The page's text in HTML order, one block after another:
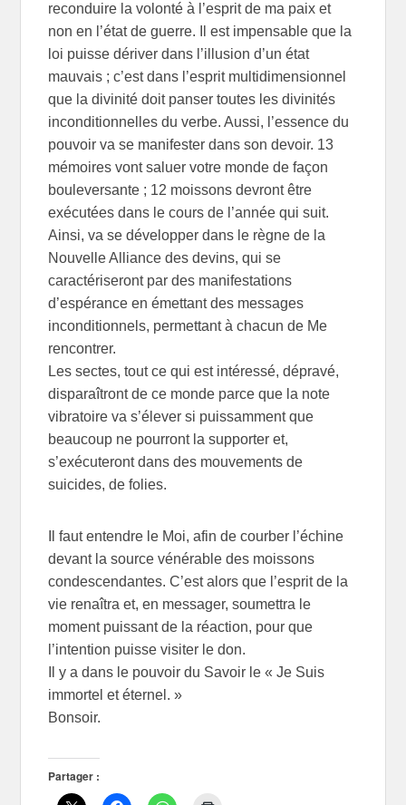
reconduire la volonté à l’esprit de ma paix et
non en l’état de guerre. Il est impensable que la
loi puisse dériver dans l’illusion d’un état
mauvais ; c’est dans l’esprit multidimensionnel
que la divinité doit panser toutes les divinités
inconditionnelles du verbe. Aussi, l’essence du
pouvoir va se manifester dans son devoir. 13
mémoires vont saluer votre monde de façon
bouleversante ; 12 moissons devront être
exécutées dans le cours de l’année qui suit.
Ainsi, va se développer dans le règne de la
Nouvelle Alliance des devins, qui se
caractériseront par des manifestations
d’espérance en émettant des messages
inconditionnels, permettant à chacun de Me
rencontrer.
Les sectes, tout ce qui est intéressé, dépravé,
disparaîtront de ce monde parce que la note
vibratoire va s’élever si puissamment que
beaucoup ne pourront la supporter et,
s’exécuteront dans des mouvements de
suicides, de folies.
Il faut entendre le Moi, afin de courber l’échine
devant la source vénérable des moissons
condescendantes. C’est alors que l’esprit de la
vie renaîtra et, en messager, soumettra le
moment puissant de la réaction, pour que
l’intention puisse visiter le don.
Il y a dans le pouvoir du Savoir le « Je Suis
immortel et éternel. »
Bonsoir.
Partager :